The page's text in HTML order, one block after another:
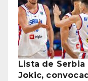
Lista de Serbia
Jokic,